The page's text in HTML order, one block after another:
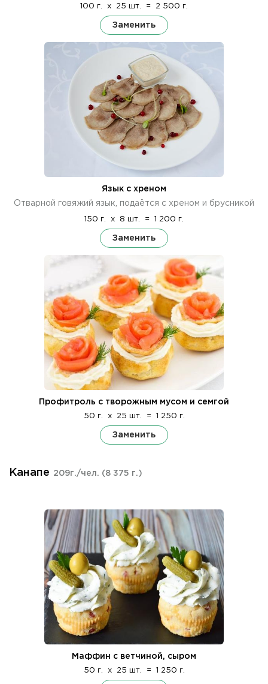
100 г. x 25 шт. = 2 500 г.
Заменить
Язык с хреном
Отварной говяжий язык, подаётся с хреном и брусникой
150 г. x 8 шт. = 1 200 г.
Заменить
Профитроль с творожным мусом и семгой
50 г. x 25 шт. = 1 250 г.
Заменить
Канапе 209г./чел. (8 375 г.)
Маффин с ветчиной, сыром
50 г. x 25 шт. = 1 250 г.